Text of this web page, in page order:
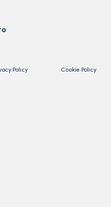
Policy Cookie Policy